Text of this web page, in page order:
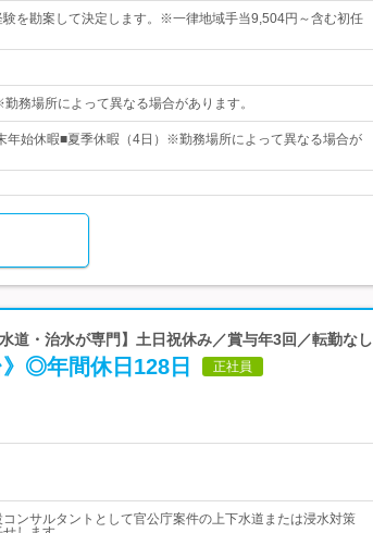
を勘案して決定します。※一律地域手当9,504円～含む初任
務場所によって異なる場合があります。
年始休暇■夏季休暇（4日）※勤務場所によって異なる場合が
道・治水が専門】土日祝休み／賞与年3回／転勤なし
》◎年間休日128日 正社員
コンサルタントとして官公庁案件の上下水道または浸水対策